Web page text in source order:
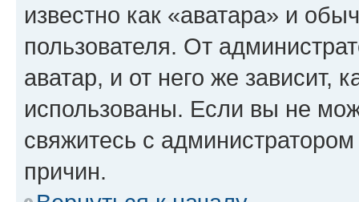
известно как «аватара» и
пользователя. От
аватар, и от него же зависит,
использованы. Если вы не
свяжитесь с
причин.